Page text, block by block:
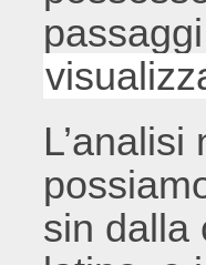
sin dalla